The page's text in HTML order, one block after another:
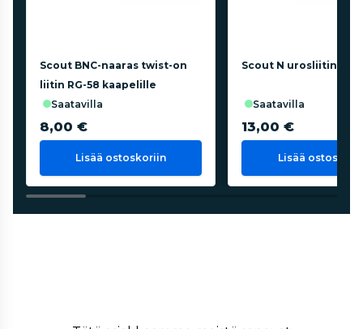
Scout BNC-naaras twist-on
liitin RG-58 kaapelille
saatavilla
8,00 €
Lisää ostoskoriin
Scout N urosliitin
saatavilla
13,00 €
Lisää